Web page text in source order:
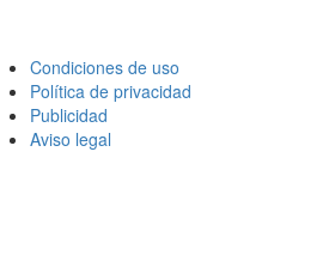
Condiciones de uso
Política de privacidad
Publicidad
Aviso legal